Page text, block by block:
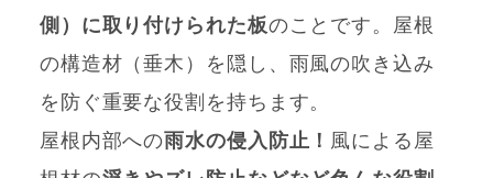
側）に取り付けられた板のことです。屋根
の構造材（垂木）を隠し、雨風の吹き込み
を防ぐ重要な役割を持ちます。
屋根内部への雨水の侵入防止！ 風による屋